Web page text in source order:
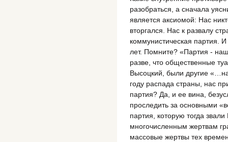
разобраться, а сначала
является аксиомой: Нас
вторгался. Нас к развалу
коммунистическая партия.
лет. Помните? «Партия -
разве, что общественные
Высоцкий, были другие
году распада страны, нас
партия? Да, и ее вина,
проследить за основными
партия, которую тогда
многочисленным жертвам
массовые жертвы тех